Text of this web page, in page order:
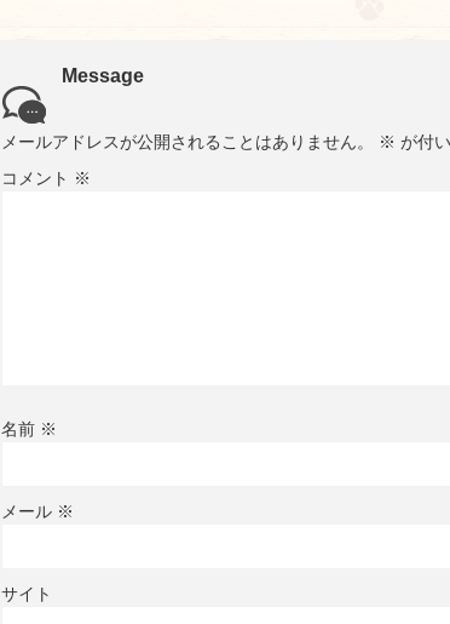
Message
メールアドレスが公開されることはありません。 ※ が付
コメント ※
名前 ※
メール ※
サイト